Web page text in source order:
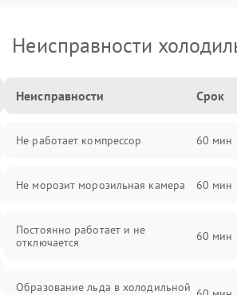
Неисправности
Неисправности Срок
Не работает компрессор 60 мин
Не морозит морозильная камера 60 мин
Постоянно работает и не
отключается
60 мин
Образование льда в холодильной